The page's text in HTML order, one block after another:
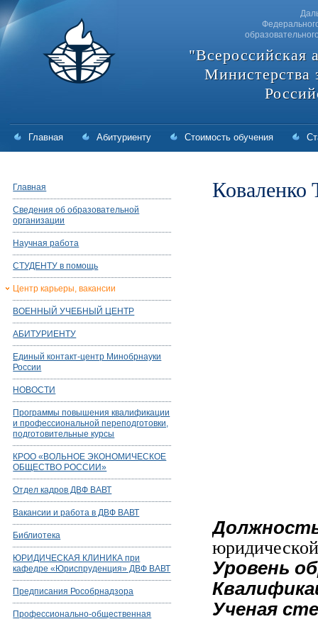
"Всероссийская
Министерства
Главная Абитуриенту Стоимость обучения
Главная
Сведения об образовательной
организации
Научная работа
СТУДЕНТУ в помощь
Центр карьеры, вакансии
ВОЕННЫЙ УЧЕБНЫЙ ЦЕНТР
АБИТУРИЕНТУ
Единый контакт-центр Минобрнауки
России
НОВОСТИ
Программы повышения квалификации
и профессиональной переподготовки,
подготовительные курсы
КРОО «ВОЛЬНОЕ ЭКОНОМИЧЕСКОЕ
ОБЩЕСТВО РОССИИ»
Отдел кадров ДВФ ВАВТ
Вакансии и работа в ДВФ ВАВТ
Библиотека
ЮРИДИЧЕСКАЯ КЛИНИКА при
кафедре «Юриспруденция» ДВФ ВАВТ
Предписания Рособрнадзора
Профессионально-общественная
Коваленко
Уровень
Ученая